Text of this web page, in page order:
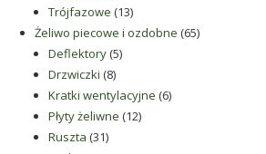
produkty
Trójfazowe 1313
produktów
Żeliwo piecowe i ozdobne 6565
Deflektory 55
Drzwiczki 88
produktów
Kratki wentylacyjne 66
Płyty żeliwne 1212
Ruszta 3131